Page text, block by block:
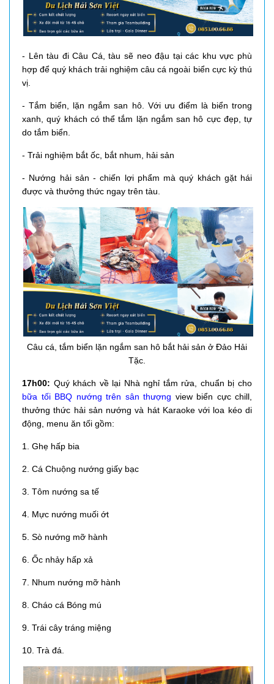
- Lên tàu đi Câu Cá, tàu sẽ neo đậu tại các khu vực phù
hợp để quý khách trải nghiệm câu cá ngoài biển cực kỳ thú
vị.
- Tắm biển, lặn ngắm san hô. Với ưu điểm là biển trong
xanh, quý khách có thể tắm lặn ngắm san hô cực đẹp, tự
do tắm biển.
- Trải nghiệm bắt ốc, bắt nhum, hải sản
- Nướng hải sản - chiến lợi phẩm mà quý khách gặt hái
được và thưởng thức ngay trên tàu.
Câu cá, tắm biển lặn ngắm san hô bắt hải sản ở Đảo Hải
Tặc.
17h00: Quý khách về lại Nhà nghỉ tắm rửa, chuẩn bị cho
bữa tối BBQ nướng trên sân thượng view biển cực chill,
thưởng thức hải sản nướng và hát Karaoke với loa kéo di
động, menu ăn tối gồm:
1. Ghẹ hấp bia
2. Cá Chuộng nướng giấy bạc
3. Tôm nướng sa tế
4. Mực nướng muối ớt
5. Sò nướng mỡ hành
6. Ốc nhảy hấp xả
7. Nhum nướng mỡ hành
8. Cháo cá Bóng mú
9. Trái cây tráng miệng
10. Trà đá.